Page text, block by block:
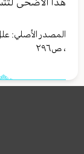
المصدر الأصلي:
، ص٢٩٦